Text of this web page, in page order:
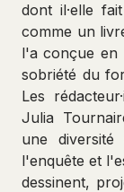
dont il·elle
comme un
l'a conçue en
sobriété du
Les
Julia
une diversité
l'enquête et
dessinent,